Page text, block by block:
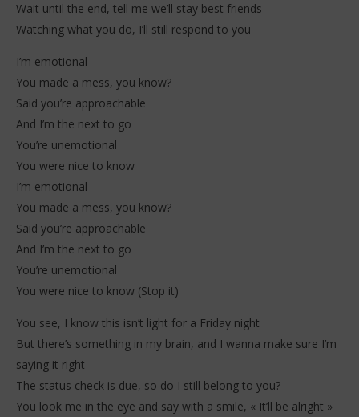
Wait until the end, tell me we’ll stay best friends
Watching what you do, I’ll still respond to you
I’m emotional
You made a mess, you know?
Said you’re approachable
And I’m the next to go
You’re unemotional
You were nice to know
I’m emotional
You made a mess, you know?
Said you’re approachable
And I’m the next to go
You’re unemotional
You were nice to know (Stop it)
You see, I know this isn’t light for a Friday night
But there’s something in my brain, and I wanna make sure I’m
saying it right
The status check is due, so do I still belong to you?
You look me in the eye and say with a smile, « It’ll be alright »